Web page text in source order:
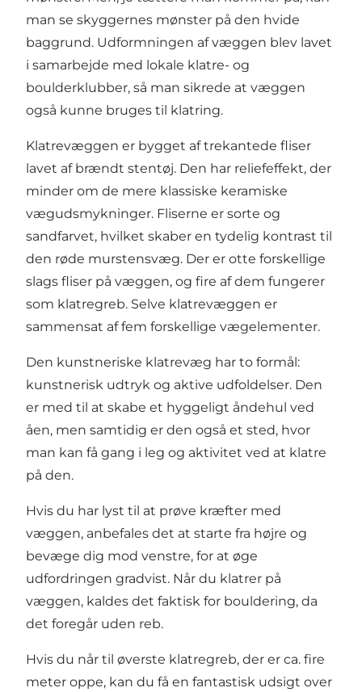
man se skyggernes mønster på den hvide
baggrund. Udformningen af væggen blev lavet
i samarbejde med lokale klatre- og
boulderklubber, så man sikrede at væggen
også kunne bruges til klatring.
Klatrevæggen er bygget af trekantede fliser
lavet af brændt stentøj. Den har reliefeffekt, der
minder om de mere klassiske keramiske
vægudsmykninger. Fliserne er sorte og
sandfarvet, hvilket skaber en tydelig kontrast til
den røde murstensvæg. Der er otte forskellige
slags fliser på væggen, og fire af dem fungerer
som klatregreb. Selve klatrevæggen er
sammensat af fem forskellige vægelementer.
Den kunstneriske klatrevæg har to formål:
kunstnerisk udtryk og aktive udfoldelser. Den
er med til at skabe et hyggeligt åndehul ved
åen, men samtidig er den også et sted, hvor
man kan få gang i leg og aktivitet ved at klatre
på den.
Hvis du har lyst til at prøve kræfter med
væggen, anbefales det at starte fra højre og
bevæge dig mod venstre, for at øge
udfordringen gradvist. Når du klatrer på
væggen, kaldes det faktisk for bouldering, da
det foregår uden reb.
Hvis du når til øverste klatregreb, der er ca. fire
meter oppe, kan du få en fantastisk udsigt over